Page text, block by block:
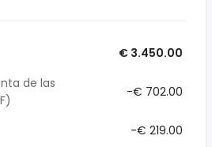
€ 3.450.00
de las
-€ 702.00
-€ 219.00